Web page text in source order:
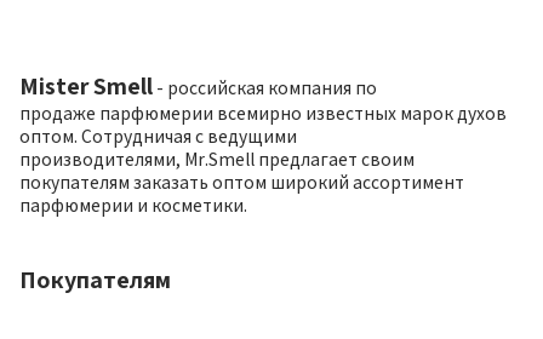
Mister Smell - российская компания по
продаже парфюмерии всемирно известных марок духов
оптом. Сотрудничая с ведущими
производителями, Mr.Smell предлагает своим
покупателям заказать оптом широкий ассортимент
парфюмерии и косметики.
Покупателям